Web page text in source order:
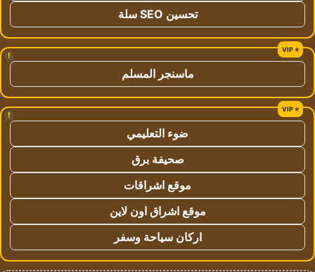
تحسين SEO سلة
!
ماسنجر المسلم
!
ضوء التعليمي
صحيفة برق
موقع اشراقات
موقع اشراق اون لاين
اركان سياحة وسفر